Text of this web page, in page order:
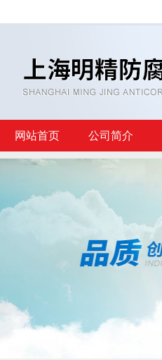
网站首页 公司简介